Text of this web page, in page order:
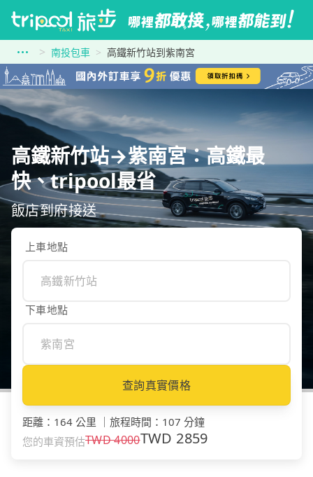
南投包車 高鐵新竹站到紫南宮
高鐵新竹站→紫南宮：高鐵最
快、tripool最省
飯店到府接送
上車地點
下車地點
查詢真實價格
距離 ： 164 公里 旅程時間 ： 107 分鐘
您的車資預估TWD4000TWD 2859